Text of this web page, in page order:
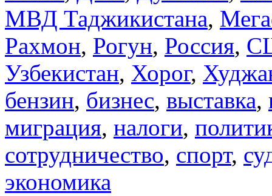
МВД Таджикистана,
Рахмон, Рогун, Россия,
Узбекистан, Хорог,
бензин, бизнес, выставка,
миграция, налоги,
сотрудничество, спорт,
экономика